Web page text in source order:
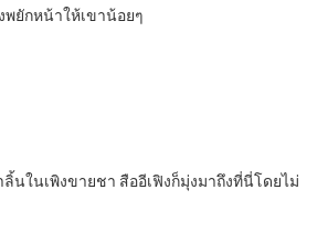
พยักหน้าให้เขาน้อยๆ
ในเพิงขายชา สืออีเฟิงก็มุ่งมาถึงที่นี่โดยไม่